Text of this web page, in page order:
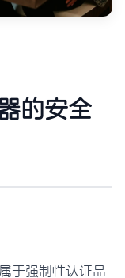
的安全
于强制性认证品